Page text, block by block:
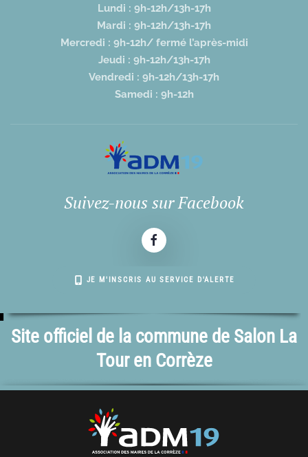
Lundi : 9h-12h/13h-17h
Mardi : 9h-12h/13h-17h
Mercredi : 9h-12h/ fermé l’après-midi
Jeudi : 9h-12h/13h-17h
Vendredi : 9h-12h/13h-17h
Samedi : 9h-12h
Suivez-nous sur Facebook
JE M'INSCRIS AU SERVICE D'ALERTE
Site officiel de la commune de Salon La
Tour en Corrèze